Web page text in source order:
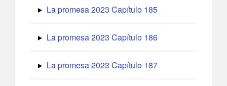
La promesa 2023 Capítulo 185
La promesa 2023 Capítulo 186
La promesa 2023 Capítulo 187